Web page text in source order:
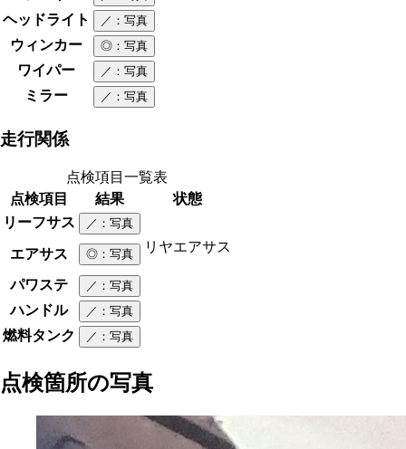
ヘッドライト ／ ：写真
ウィンカー ◎ ：写真
ワイパー ／ ：写真
ミラー ／ ：写真
走行関係
点検項目一覧表
点検項目
結果
状態
リーフサス
／ ：写真
エアサス ◎ ：写真 リヤエアサス
パワステ ／ ：写真
ハンドル ／ ：写真
燃料タンク ／ ：写真
点検箇所の写真